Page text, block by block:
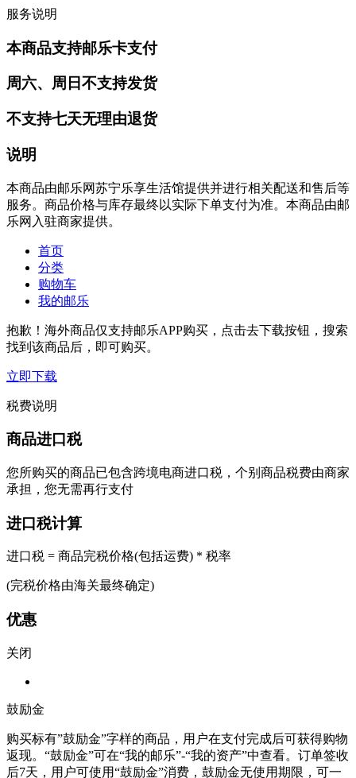
服务说明
本商品支持邮乐卡支付
周六、周日不支持发货
不支持七天无理由退货
说明
本商品由邮乐网苏宁乐享生活馆提供并进行相关配送和售后等
服务。商品价格与库存最终以实际下单支付为准。本商品由邮
乐网入驻商家提供。
首页
分类
购物车
我的邮乐
抱歉！海外商品仅支持邮乐APP购买，点击去下载按钮，搜索
找到该商品后，即可购买。
立即下载
税费说明
商品进口税
您所购买的商品已包含跨境电商进口税，个别商品税费由商家
承担，您无需再行支付
进口税计算
进口税 = 商品完税价格(包括运费) * 税率
(完税价格由海关最终确定)
优惠
关闭
鼓励金
购买标有”鼓励金”字样的商品，用户在支付完成后可获得购物
返现。“鼓励金”可在“我的邮乐”-“我的资产”中查看。订单签收
后7天，用户可使用“鼓励金”消费，鼓励金无使用期限，可一